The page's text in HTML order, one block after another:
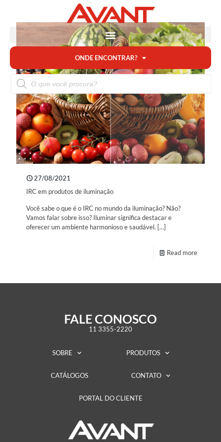
ONDE ENCONTRAR?
27/08/2021
IRC em produtos de iluminação
Você sabe o que é o IRC no mundo da iluminação? Não?
Vamos falar sobre isso? Iluminar significa destacar e
oferecer um ambiente harmonioso e saudável. […]
Read more
FALE CONOSCO
11 3355-2220
SOBRE PRODUTOS
CATÁLOGOS CONTATO
PORTAL DO CLIENTE